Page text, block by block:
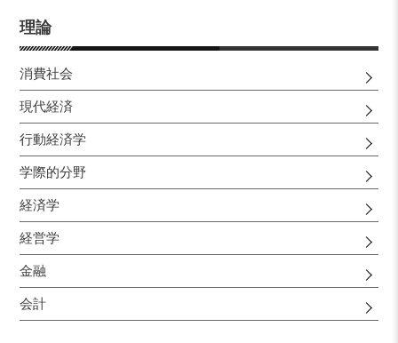
理論
消費社会
現代経済
行動経済学
学際的分野
経済学
経営学
金融
会計